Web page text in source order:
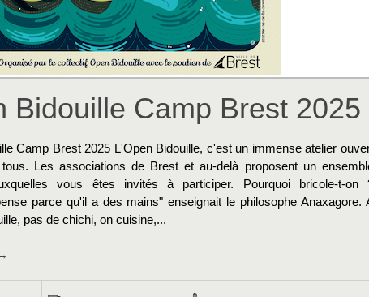
Bidouille Camp Brest 2025
Camp Brest 2025 L'Open Bidouille, c'est un immense atelier
Les associations de Brest et au-delà proposent un
vous êtes invités à participer. Pourquoi bricole-t-on
parce qu'il a des mains" enseignait le philosophe Anaxagore.
pas de chichi, on cuisine,...